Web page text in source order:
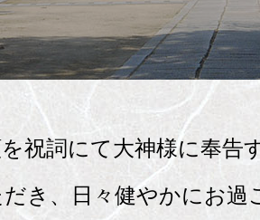
祝詞にて大神様に奉告
き、日々健やかにお過